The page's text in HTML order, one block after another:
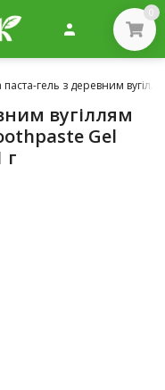
0
паста-гель з деревним
вугіллям
Gel
г